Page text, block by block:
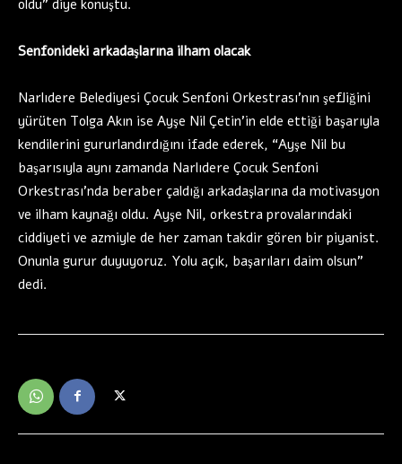
oldu” diye konuştu.
Senfonideki arkadaşlarına ilham olacak
Narlıdere Belediyesi Çocuk Senfoni Orkestrası’nın şefliğini
yürüten Tolga Akın ise Ayşe Nil Çetin’in elde ettiği başarıyla
kendilerini gururlandırdığını ifade ederek, “Ayşe Nil bu
başarısıyla aynı zamanda Narlıdere Çocuk Senfoni
Orkestrası’nda beraber çaldığı arkadaşlarına da motivasyon
ve ilham kaynağı oldu. Ayşe Nil, orkestra provalarındaki
ciddiyeti ve azmiyle de her zaman takdir gören bir piyanist.
Onunla gurur duyuyoruz. Yolu açık, başarıları daim olsun”
dedi.